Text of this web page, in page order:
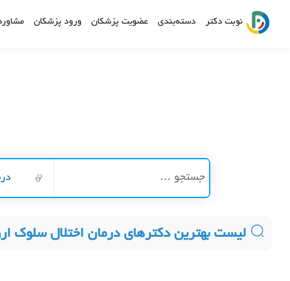
نوبت دکتر دسته‌بندی عضویت پزشکان ورود پزشکان
لیست بهترین دکترهای درمان اختلال سلوک